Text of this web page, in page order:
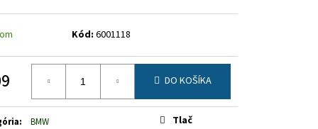
Kód: 6001118
DO KOŠÍKA
:
BMW
Tlač